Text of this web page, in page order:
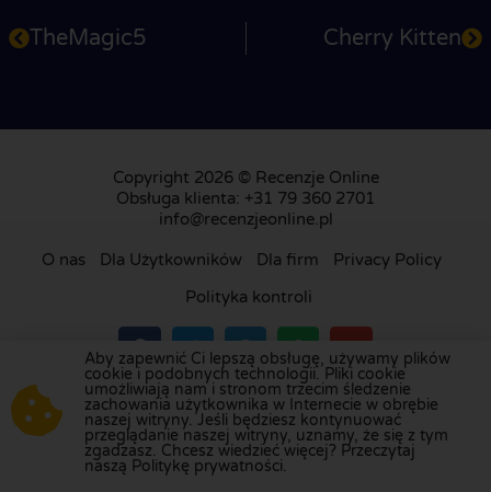
TheMagic5 Cherry Kitten
Copyright 2026 © Recenzje Online
Obsługa klienta: +31 79 360 2701
info@recenzjeonline.pl
O nas Dla Użytkowników Dla firm
Privacy Policy
Polityka kontroli
Odwiedź naszą platformę recenzji wHolandii,
Wielkiej Brytanii,Francji,Niemczech,Belgii,
Hiszpanii,Włoszech, Portugalii,Danii,Finlandii i
Szwecji.
Aby zapewnić Ci lepszą obsługę, używamy plików
cookie i podobnych technologii. Pliki cookie
umożliwiają nam i stronom trzecim śledzenie
zachowania użytkownika w Internecie w obrębie
naszej witryny. Jeśli będziesz kontynuować
przeglądanie naszej witryny, uznamy, że się z tym
zgadzasz. Chcesz wiedzieć więcej? Przeczytaj
naszą Politykę prywatności.